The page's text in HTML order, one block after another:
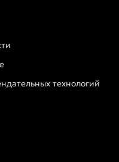
технологий